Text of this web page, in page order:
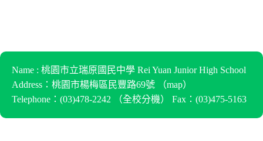
Name : 桃園市立瑞原國民中學 Rei Yuan Junior High School
Address：桃園市楊梅區民豐路69號 （map）
Telephone：(03)478-2242 （全校分機） Fax：(03)475-5163